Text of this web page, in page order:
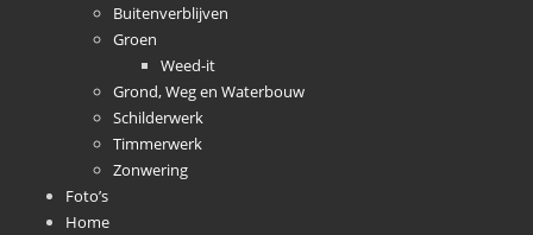
Buitenverblijven
Groen
Weed-it
Grond, Weg en Waterbouw
Schilderwerk
Timmerwerk
Zonwering
Foto’s
Home